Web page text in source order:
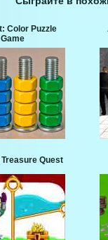
Color Puzzle
Game
Treasure Quest